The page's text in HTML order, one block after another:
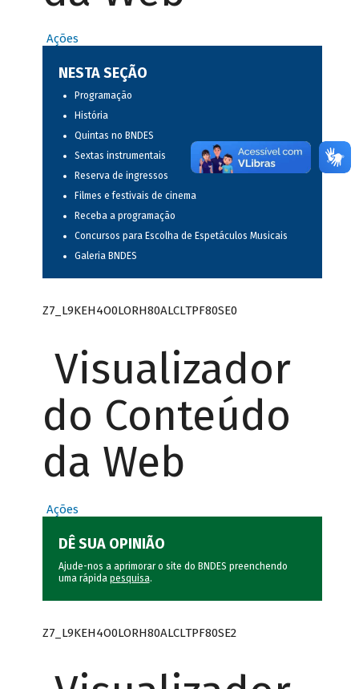
Ações
NESTA SEÇÃO
Programação
História
Quintas no BNDES
Sextas instrumentais
Reserva de ingressos
Filmes e festivais de cinema
Receba a programação
Concursos para Escolha de Espetáculos Musicais
Galeria BNDES
Z7_L9KEH4O0LORH80ALCLTPF80SE0
Visualizador
do Conteúdo
da Web
Ações
DÊ SUA OPINIÃO
Ajude-nos a aprimorar o site do BNDES preenchendo
uma rápida pesquisa.
Z7_L9KEH4O0LORH80ALCLTPF80SE2